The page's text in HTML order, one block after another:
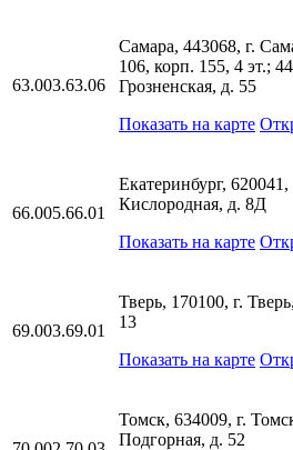
63.003.63.06
Самара, 443068, г.
106, корп. 155, 4 эт.;
Грозненская, д. 55
Показать на карте
66.005.66.01
Екатеринбург, 620041,
Кислородная, д. 8Д
Показать на карте
69.003.69.01
Тверь, 170100, г.
13
Показать на карте
Томск, 634009, г.
Подгорная, д. 52